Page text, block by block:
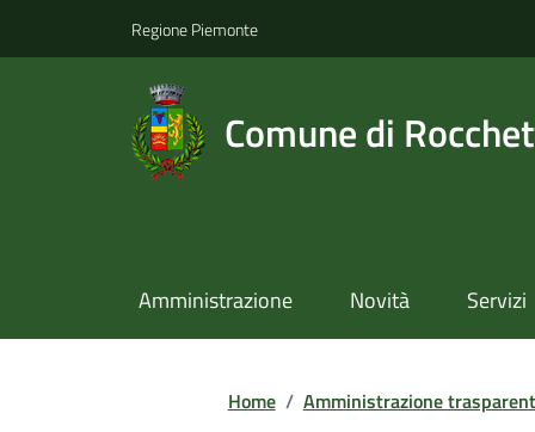
Regione Piemonte
Comune di
Amministrazione Novità Servizi
Home / Amministrazione